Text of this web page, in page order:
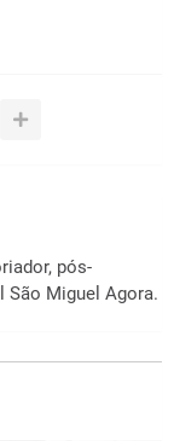
pós-
São Miguel Agora.